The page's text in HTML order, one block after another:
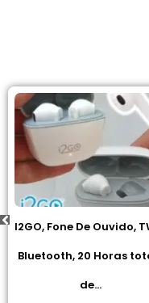
TWS,
totais
CHUVA
R$